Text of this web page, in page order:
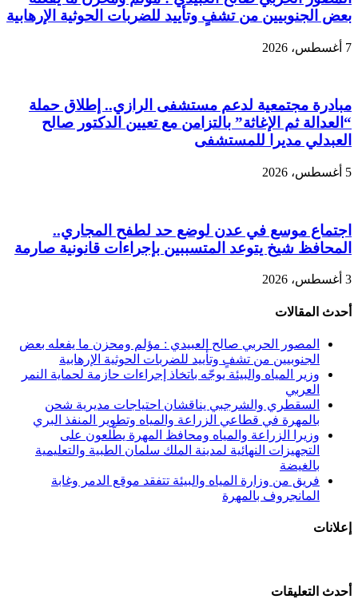
بعض الجنوبيين من تشفٍ وتأييد للضربات الحوثية الإرهابية
7 أغسطس، 2026
مبادرة مجتمعية لدعم مستشفى الرازي.. إطلاق حملة
“العدالة ثم الإغاثة” بالتزامن مع تعيين الدكتور صالح
العبدلي مديرا للمستشفى
5 أغسطس، 2026
اجتماع موسع في عدن لوضع حد لطفح المجاري..
المحافظ شيخ يتوعد المتسببين بإجراءات قانونية صارمة
3 أغسطس، 2026
أحدث المقالات
المصور الحربي صالح العبيدي : مؤلم ومحزن ما يفعله بعض
الجنوبيين من تشفٍ وتأييد للضربات الحوثية الإرهابية
وزير المياه والبيئة يوجّه باتخاذ إجراءات حازمة لحماية النمر
العربي
السقطري والشرجبي يناقشان احتياجات مديرية شحن
بالمهرة في قطاعي الزراعة والمياه وتطوير المنفذ البري
وزيرا الزراعة والمياه ومحافظ المهرة يطّلعون على
التجهيزات النهائية لمدينة الملك سلمان الطبية والتعليمية
بالغيضة
فريق من وزارة المياه والبيئة تتفقد موقع الدمر وغابة
المانجروف بالمهرة
إعلانات
أحدث التعليقات